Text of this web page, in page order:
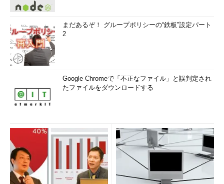
まだあるぞ！ グループポリシーの“鉄板”設定パート
2
Google Chromeで「不正なファイル」と誤判定され
たファイルをダウンロードする